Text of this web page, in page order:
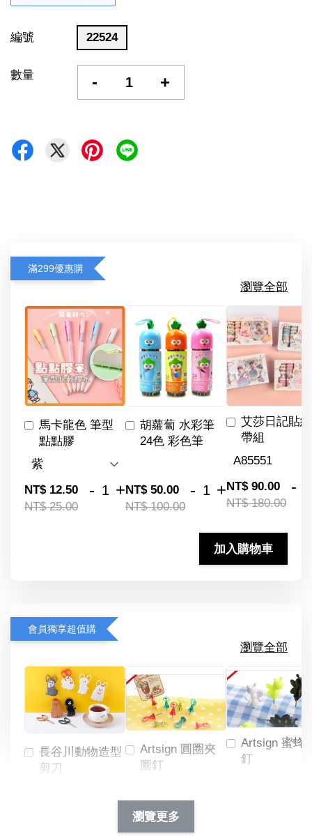
編號 22524
數量 - +
滿299優惠購
瀏覽全部
馬卡龍色 筆型
點點膠
NT$ 12.50
NT$ 25.00
- +
胡蘿蔔 水彩筆
24色 彩色筆
NT$ 50.00
NT$ 100.00
- +
艾莎日記貼
帶組
NT$ 90.00
NT$ 180.00
-
加入購物車
會員獨享超值購
瀏覽全部
長谷川動物造型
剪刀
Artsign 圓圈夾
圖釘
NT$ 19.00
Artsign 蜜蜂
釘
瀏覽更多